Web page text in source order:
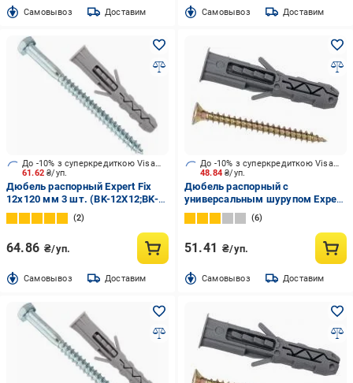
Cамовывоз Доставим Cамовывоз Доставим
61.62₴/уп.
До -10% з суперкредиткою Visa Вигода
Дюбель распорный Expert Fix
12x120 мм 3 шт. (BK-12X12;BK-
12X120be)
2
64.86 ₴/уп.
Cамовывоз Доставим
48.84₴/уп.
До -10% з суперкредиткою Visa Вигода
Дюбель распорный с
универсальным шурупом Expert
Fix 6x50 мм 16 шт. (BKR-6X50be)
6
51.41 ₴/уп.
Cамовывоз Доставим